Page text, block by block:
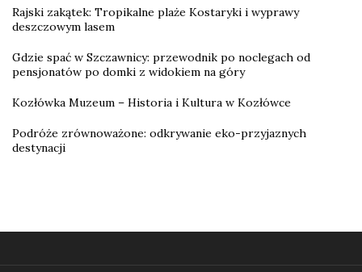
Rajski zakątek: Tropikalne plaże Kostaryki i wyprawy
deszczowym lasem
Gdzie spać w Szczawnicy: przewodnik po noclegach od
pensjonatów po domki z widokiem na góry
Kozłówka Muzeum – Historia i Kultura w Kozłówce
Podróże zrównoważone: odkrywanie eko-przyjaznych
destynacji